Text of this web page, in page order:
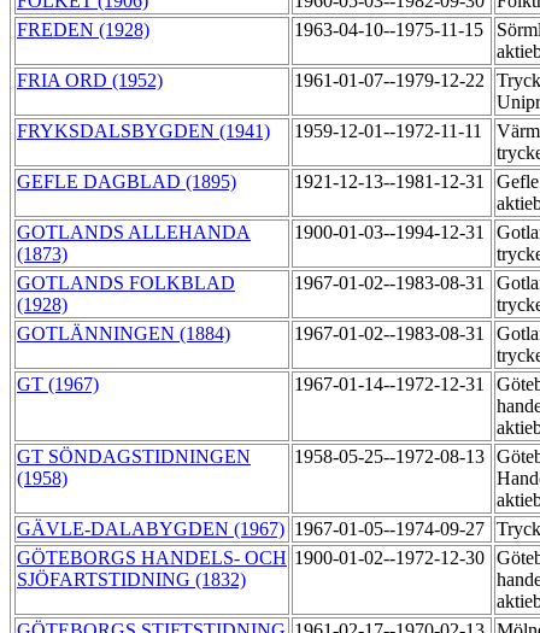
FREDEN (1928)
1963-04-10--1975-11-15
FRIA ORD (1952)
1961-01-07--1979-12-22
FRYKSDALSBYGDEN (1941)
1959-12-01--1972-11-11
GEFLE DAGBLAD (1895)
1921-12-13--1981-12-31
GOTLANDS ALLEHANDA
(1873)
1900-01-03--1994-12-31
GOTLANDS FOLKBLAD
(1928)
1967-01-02--1983-08-31
GOTLÄNNINGEN (1884)
1967-01-02--1983-08-31
GT (1967)
1967-01-14--1972-12-31
GT SÖNDAGSTIDNINGEN
(1958)
1958-05-25--1972-08-13
GÄVLE-DALABYGDEN (1967) 1967-01-05--1974-09-27
GÖTEBORGS HANDELS- OCH
SJÖFARTSTIDNING (1832)
1900-01-02--1972-12-30